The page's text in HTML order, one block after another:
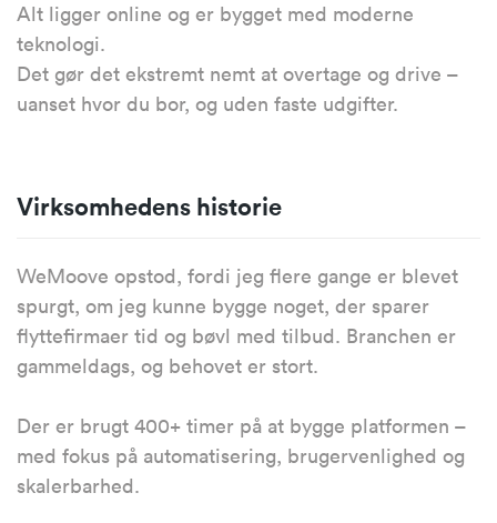
Alt ligger online og er bygget med moderne
teknologi.
Det gør det ekstremt nemt at overtage og drive –
uanset hvor du bor, og uden faste udgifter.
Virksomhedens historie
WeMoove opstod, fordi jeg flere gange er blevet
spurgt, om jeg kunne bygge noget, der sparer
flyttefirmaer tid og bøvl med tilbud. Branchen er
gammeldags, og behovet er stort.
Der er brugt 400+ timer på at bygge platformen –
med fokus på automatisering, brugervenlighed og
skalerbarhed.